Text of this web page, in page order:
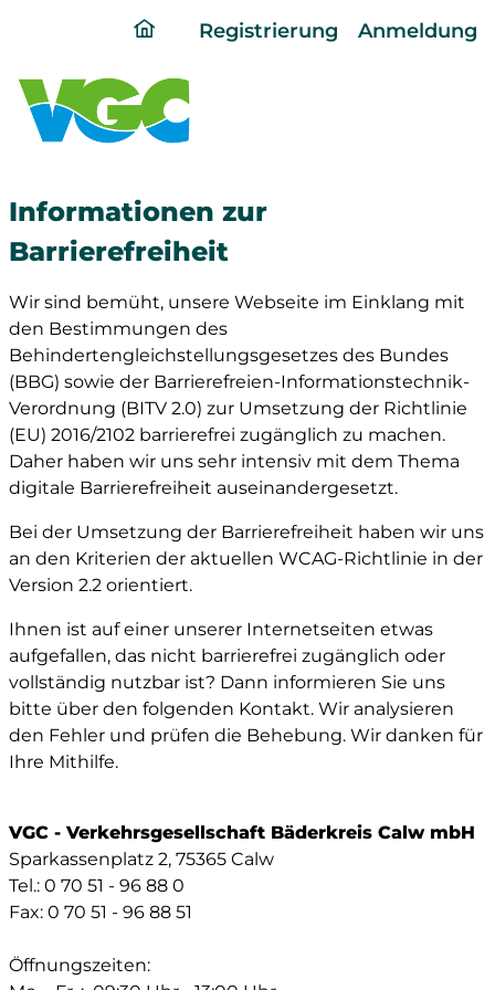
ding
page
Registrierung Anmeldung
Informationen zur
Barrierefreiheit
Wir sind bemüht, unsere Webseite im Einklang mit
den Bestimmungen des
Behindertengleichstellungsgesetzes des Bundes
(BBG) sowie der Barrierefreien-Informationstechnik-
Verordnung (BITV 2.0) zur Umsetzung der Richtlinie
(EU) 2016/2102 barrierefrei zugänglich zu machen.
Daher haben wir uns sehr intensiv mit dem Thema
digitale Barrierefreiheit auseinandergesetzt.
Bei der Umsetzung der Barrierefreiheit haben wir uns
an den Kriterien der aktuellen WCAG-Richtlinie in der
Version 2.2 orientiert.
Ihnen ist auf einer unserer Internetseiten etwas
aufgefallen, das nicht barrierefrei zugänglich oder
vollständig nutzbar ist? Dann informieren Sie uns
bitte über den folgenden Kontakt. Wir analysieren
den Fehler und prüfen die Behebung. Wir danken für
Ihre Mithilfe.
VGC - Verkehrsgesellschaft Bäderkreis Calw mbH
Sparkassenplatz 2, 75365 Calw
Tel.: 0 70 51 - 96 88 0
Fax: 0 70 51 - 96 88 51
Öffnungszeiten: